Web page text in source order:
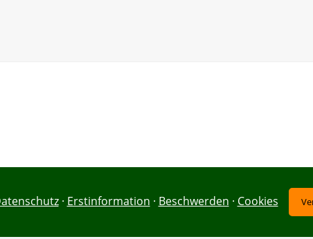
· Erstinformation · Beschwerden · Cookies